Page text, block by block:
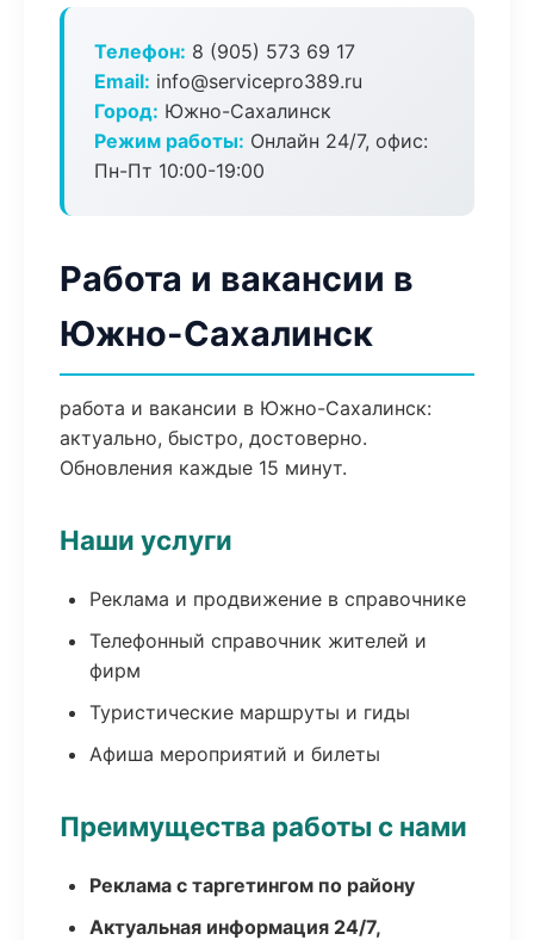
Телефон: 8 (905) 573 69 17
Email: info@servicepro389.ru
Город: Южно-Сахалинск
Режим работы: Онлайн 24/7, офис:
Пн-Пт 10:00-19:00
Работа и вакансии в
Южно-Сахалинск
работа и вакансии в Южно-Сахалинск:
актуально, быстро, достоверно.
Обновления каждые 15 минут.
Наши услуги
Реклама и продвижение в справочнике
Телефонный справочник жителей и
фирм
Туристические маршруты и гиды
Афиша мероприятий и билеты
Преимущества работы с нами
Реклама с таргетингом по району
Актуальная информация 24/7,